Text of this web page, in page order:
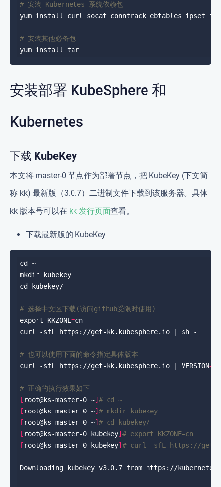
# 安装 Kubernetes 系统依赖包
# 安装其他必备包
安装部署 KubeSphere 和
Kubernetes
下载 KubeKey
本文将 master-0 节点作为部署节点，把 KubeKey (下文简
称 kk) 最新版（3.0.7）二进制文件下载到该服务器。具体
kk 版本号可以在 kk 发行页面查看。
下载最新版的 KubeKey
# 选择中文区下载(访问github受限时使用)
export KKZONE=
# 也可以使用下面的命令指定具体版本
curl -sfL https://get-kk.kubesphere.io | VERSION=
# 正确的执行效果如下
[ root@ks-master-0 ~]# cd ~
[ root@ks-master-0 ~]# mkdir kubekey
[ root@ks-master-0 ~]# cd kubekey/
[ root@ks-master-0 kubekey]# export KKZONE=cn
[ root@ks-master-0 kubekey]# curl -sfL https://get-